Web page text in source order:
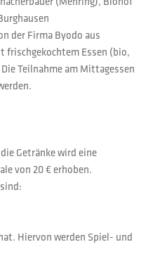
der Firma Byodo aus
frischgekochtem Essen (bio,
Teilnahme am Mittagessen
Getränke wird eine
von 20 € erhoben.
Hiervon werden Spiel- und